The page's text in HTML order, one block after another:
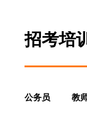
招考培
公务员 教